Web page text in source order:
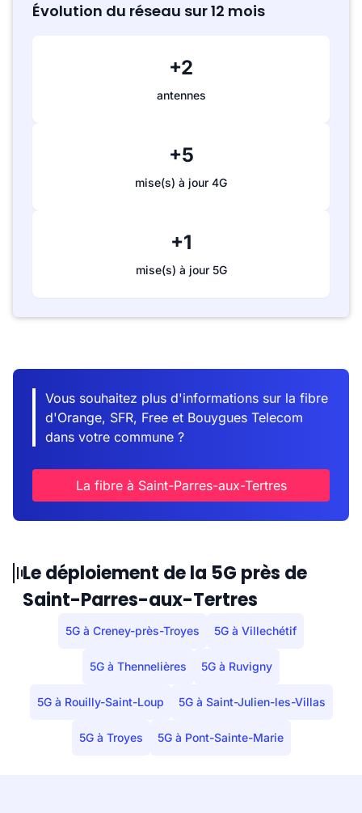
Évolution du réseau sur 12 mois
+2
antennes
+5
mise(s) à jour 4G
+1
mise(s) à jour 5G
Vous souhaitez plus d'informations sur la fibre
d'Orange, SFR, Free et Bouygues Telecom
dans votre commune ?
La fibre à Saint-Parres-aux-Tertres
Le déploiement de la 5G près de
Saint-Parres-aux-Tertres
5G à Creney-près-Troyes 5G à Villechétif
5G à Thennelières 5G à Ruvigny
5G à Rouilly-Saint-Loup 5G à Saint-Julien-les-Villas
5G à Troyes 5G à Pont-Sainte-Marie